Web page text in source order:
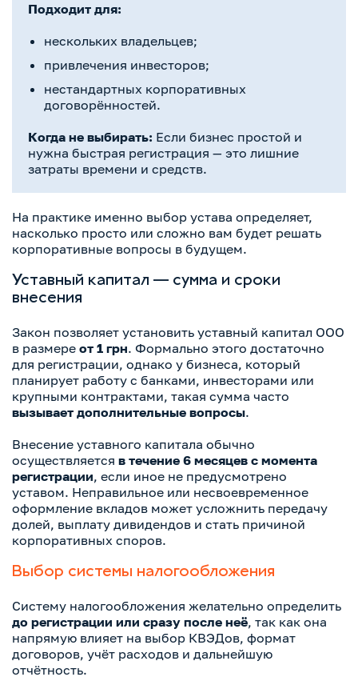
Подходит для:
нескольких владельцев;
привлечения инвесторов;
нестандартных корпоративных
договорённостей.
Когда не выбирать: Если бизнес простой и
нужна быстрая регистрация — это лишние
затраты времени и средств.
На практике именно выбор устава определяет,
насколько просто или сложно вам будет решать
корпоративные вопросы в будущем.
Уставный капитал — сумма и сроки
внесения
Закон позволяет установить уставный капитал ООО
в размере от 1 грн. Формально этого достаточно
для регистрации, однако у бизнеса, который
планирует работу с банками, инвесторами или
крупными контрактами, такая сумма часто
вызывает дополнительные вопросы.
Внесение уставного капитала обычно
осуществляется в течение 6 месяцев с момента
регистрации, если иное не предусмотрено
уставом. Неправильное или несвоевременное
оформление вкладов может усложнить передачу
долей, выплату дивидендов и стать причиной
корпоративных споров.
Выбор системы налогообложения
Систему налогообложения желательно определить
до регистрации или сразу после неё, так как она
напрямую влияет на выбор КВЭДов, формат
договоров, учёт расходов и дальнейшую
отчётность.